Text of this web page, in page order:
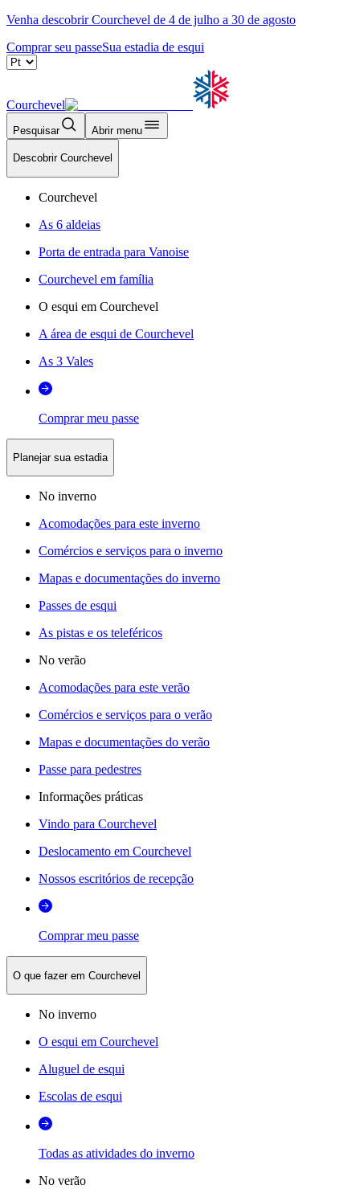
Venha descobrir Courchevel de 4 de julho a 30 de agosto
Comprar seu passeSua estadia de esqui
Courchevel
Pesquisar Abrir menu
Descobrir Courchevel
Courchevel
As 6 aldeias
Porta de entrada para Vanoise
Courchevel em família
O esqui em Courchevel
A área de esqui de Courchevel
As 3 Vales
Comprar meu passe
Planejar sua estadia
No inverno
Acomodações para este inverno
Comércios e serviços para o inverno
Mapas e documentações do inverno
Passes de esqui
As pistas e os teleféricos
No verão
Acomodações para este verão
Comércios e serviços para o verão
Mapas e documentações do verão
Passe para pedestres
Informações práticas
Vindo para Courchevel
Deslocamento em Courchevel
Nossos escritórios de recepção
Comprar meu passe
O que fazer em Courchevel
No inverno
O esqui em Courchevel
Aluguel de esqui
Escolas de esqui
Todas as atividades do inverno
No verão